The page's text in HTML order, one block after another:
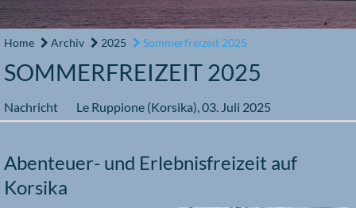
Home Archiv 2025 Sommerfreizeit 2025
SOMMERFREIZEIT 2025
Nachricht Le Ruppione (Korsika),03. Juli 2025
Abenteuer- und Erlebnisfreizeit auf
Korsika